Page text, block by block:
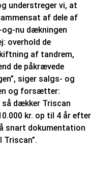
understreger vi, at
af dele af
nu dækningen
overhold de
af tandrem,
de påkrævede
siger salgs- og
og forsætter:
så dækker Triscan
kr. op til 4 år efter
snart dokumentation
Triscan”.